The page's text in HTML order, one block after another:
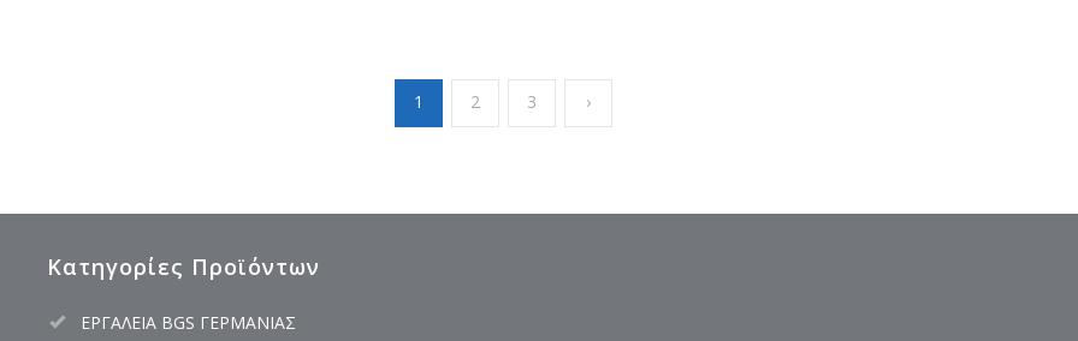
1 2 3 ›
Κατηγορίες Προϊόντων
ΕΡΓΑΛΕΙΑ BGS ΓΕΡΜΑΝΙΑΣ